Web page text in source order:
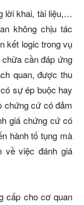
lời khai, tài liệu,…
không chịu tác
kết logic trong vụ
cần đáp ứng
quan, được thu
sự ép buộc hay
chứng cứ có đảm
giá chứng cứ có
hành tố tụng mà
về việc đánh giá
cấp cho cơ quan